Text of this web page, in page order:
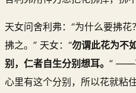
天女问舍利弗：“为什么要拂
拂之。” 天女：“勿谓此花为不
别，仁者自生分别想耳。 ” ——
心里有这个分别，所以花就粘住